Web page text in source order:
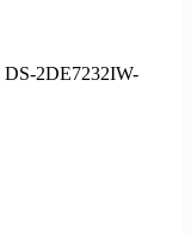
2DE7232IW-